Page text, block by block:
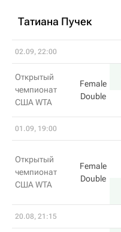
Татиана Пучек
02.09, 22:00
Открытый
чемпионат
США WTA
Female
Double
01.09, 19:00
Открытый
чемпионат
США WTA
Female
Double
20.08, 21:15